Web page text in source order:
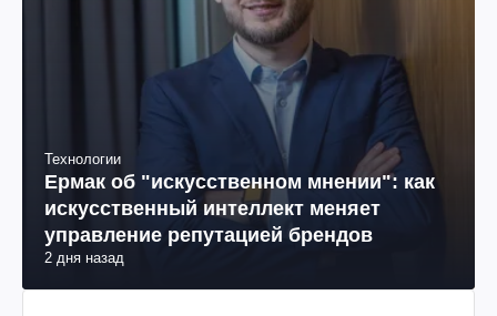
Технологии
Ермак об "искусственном мнении": как
искусственный интеллект меняет
управление репутацией брендов
2 дня назад